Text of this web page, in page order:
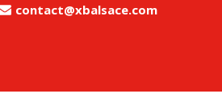
contact@xbalsace.com